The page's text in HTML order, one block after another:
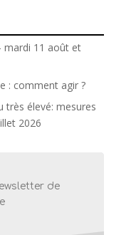
mardi 11 août et
: comment agir ?
très élevé: mesures
2026
de